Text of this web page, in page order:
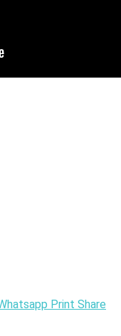
Print Share